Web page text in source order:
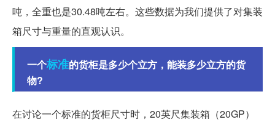
吨，全重也是30.48吨左右。这些数据为我们提供了对集装
箱尺寸与重量的直观认识。
一个标准的货柜是多少个立方，能装多少立方的货
物?
在讨论一个标准的货柜尺寸时，20英尺集装箱（20GP）